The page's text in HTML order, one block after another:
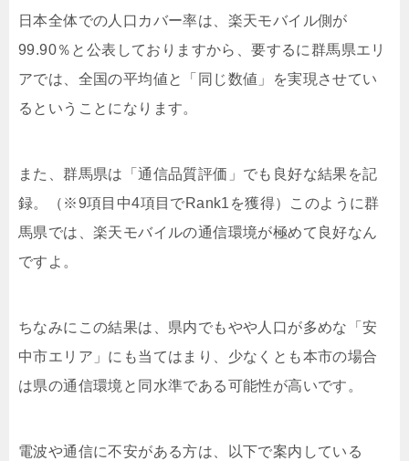
日本全体での人口カバー率は、楽天モバイル側が
99.90％と公表しておりますから、要するに群馬県エリ
アでは、全国の平均値と「同じ数値」を実現させてい
るということになります。
また、群馬県は「通信品質評価」でも良好な結果を記
録。（※9項目中4項目でRank1を獲得）このように群
馬県では、楽天モバイルの通信環境が極めて良好なん
ですよ。
ちなみにこの結果は、県内でもやや人口が多めな「安
中市エリア」にも当てはまり、少なくとも本市の場合
は県の通信環境と同水準である可能性が高いです。
電波や通信に不安がある方は、以下で案内している